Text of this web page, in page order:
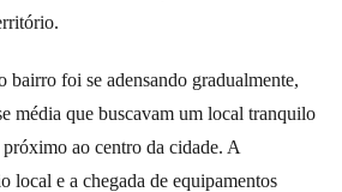
bairro foi se adensando gradualmente,
média que buscavam um local tranquilo
ao centro da cidade. A
local e a chegada de equipamentos